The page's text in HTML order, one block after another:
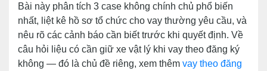
Bài này phân tích 3 case không chính chủ phổ biến
nhất, liệt kê hồ sơ tổ chức cho vay thường yêu cầu, và
nêu rõ các cảnh báo cần biết trước khi quyết định. Về
câu hỏi liệu có cần giữ xe vật lý khi vay theo đăng ký
không — đó là chủ đề riêng, xem thêm vay theo đăng